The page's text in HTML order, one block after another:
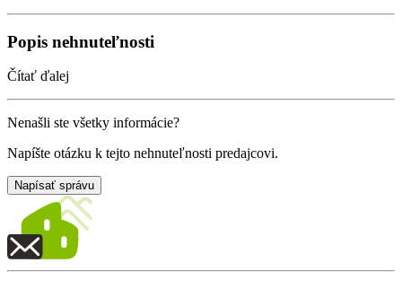
Popis nehnuteľnosti
Čítať ďalej
Nenašli ste všetky informácie?
Napíšte otázku k tejto nehnuteľnosti predajcovi.
Napísať správu